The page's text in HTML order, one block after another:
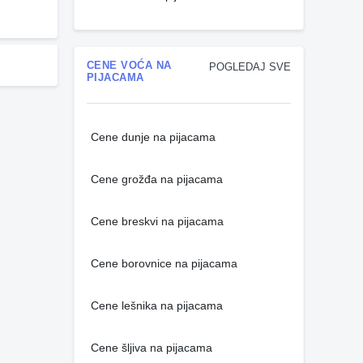
POGLEDAJ SVE
CENE VOĆA NA
PIJACAMA
Cene dunje na pijacama
Cene grožđa na pijacama
Cene breskvi na pijacama
Cene borovnice na pijacama
Cene lešnika na pijacama
Cene šljiva na pijacama